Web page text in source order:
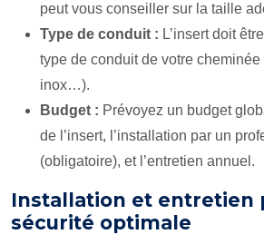
peut vous conseiller sur la taille
Type de conduit : L’insert doit
type de conduit de votre cheminée
inox…).
Budget : Prévoyez un budget
de l’insert, l’installation par un
(obligatoire), et l’entretien annuel.
Installation et entretien
sécurité optimale